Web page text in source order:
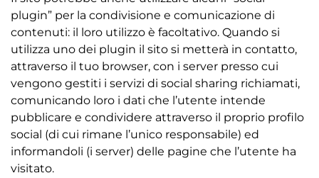
plugin” per la condivisione e comunicazione di
contenuti: il loro utilizzo è facoltativo. Quando si
utilizza uno dei plugin il sito si metterà in contatto,
attraverso il tuo browser, con i server presso cui
vengono gestiti i servizi di social sharing richiamati,
comunicando loro i dati che l’utente intende
pubblicare e condividere attraverso il proprio profilo
social (di cui rimane l’unico responsabile) ed
informandoli (i server) delle pagine che l’utente ha
visitato.